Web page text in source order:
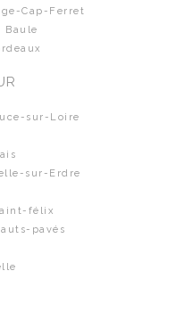
Cap-Ferret
Baule
sur-Loire
sur-Erdre
félix
pavés